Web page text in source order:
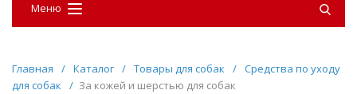
Меню
Главная / Каталог / Товары для собак / Средства по уходу
для собак
/ За кожей и шерстью для собак